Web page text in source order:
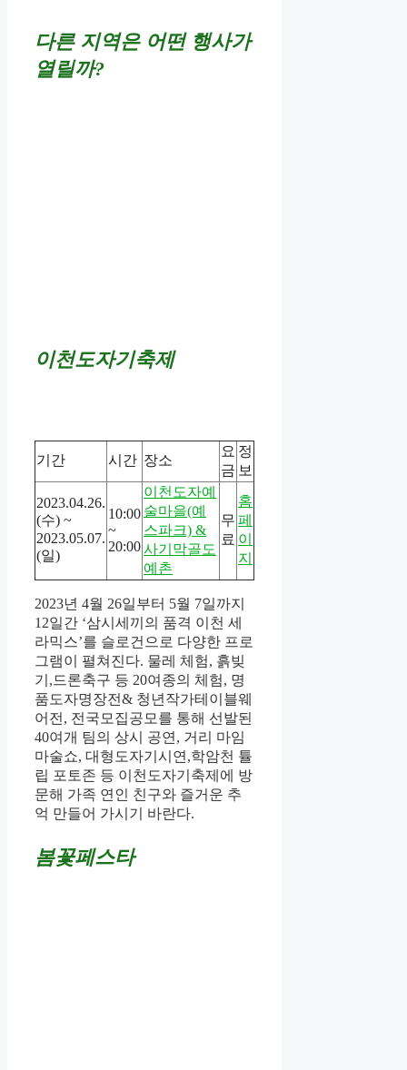
다른 지역은 어떤 행사가
열릴까?
이천도자기축제
기간 시간 장소
요
금
정
보
2023.04.26.
(수) ~
2023.05.07.
(일)
10:00
~
20:00
이천도자예
술마을(예
스파크) &
사기막골도
예촌
무
료
홈
페
이
지
2023년 4월 26일부터 5월 7일까지
12일간 ‘삼시세끼의 품격 이천 세
라믹스’를 슬로건으로 다양한 프로
그램이 펼쳐진다. 물레 체험, 흙빚
기,드론축구 등 20여종의 체험, 명
품도자명장전& 청년작가테이블웨
어전, 전국모집공모를 통해 선발된
40여개 팀의 상시 공연, 거리 마임
마술쇼, 대형도자기시연,학암천 튤
립 포토존 등 이천도자기축제에 방
문해 가족 연인 친구와 즐거운 추
억 만들어 가시기 바란다.
봄꽃페스타